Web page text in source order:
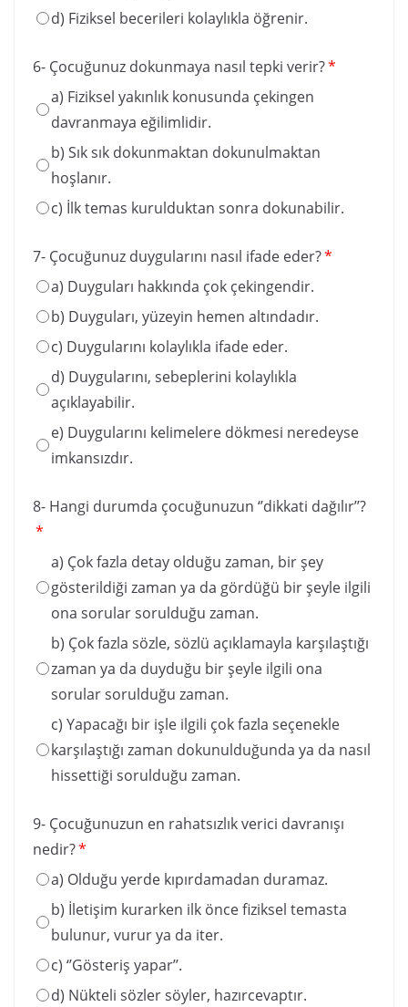
d) Fiziksel becerileri kolaylıkla öğrenir.
6- Çocuğunuz dokunmaya nasıl tepki verir?*
a) Fiziksel yakınlık konusunda çekingen
davranmaya eğilimlidir.
b) Sık sık dokunmaktan dokunulmaktan
hoşlanır.
c) İlk temas kurulduktan sonra dokunabilir.
7- Çocuğunuz duygularını nasıl ifade eder?*
a) Duyguları hakkında çok çekingendir.
b) Duyguları, yüzeyin hemen altındadır.
c) Duygularını kolaylıkla ifade eder.
d) Duygularını, sebeplerini kolaylıkla
açıklayabilir.
e) Duygularını kelimelere dökmesi neredeyse
imkansızdır.
8- Hangi durumda çocuğunuzun ‘’dikkati dağılır’’?
*
a) Çok fazla detay olduğu zaman, bir şey
gösterildiği zaman ya da gördüğü bir şeyle ilgili
ona sorular sorulduğu zaman.
b) Çok fazla sözle, sözlü açıklamayla karşılaştığı
zaman ya da duyduğu bir şeyle ilgili ona
sorular sorulduğu zaman.
c) Yapacağı bir işle ilgili çok fazla seçenekle
karşılaştığı zaman dokunulduğunda ya da nasıl
hissettiği sorulduğu zaman.
9- Çocuğunuzun en rahatsızlık verici davranışı
nedir?*
a) Olduğu yerde kıpırdamadan duramaz.
b) İletişim kurarken ilk önce fiziksel temasta
bulunur, vurur ya da iter.
c) ‘’Gösteriş yapar’’.
d) Nükteli sözler söyler, hazırcevaptır.